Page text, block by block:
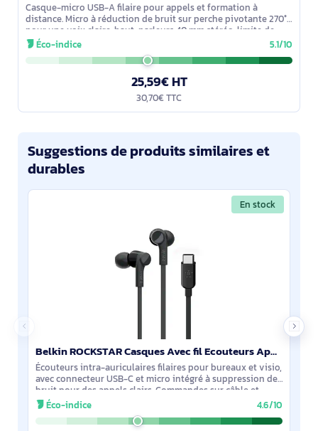
Casque-micro USB-A filaire pour appels et formation à
distance. Micro à réduction de bruit sur perche pivotante 270°
pour une voix claire, haut-parleurs 40 mm stéréo, limite de
volume 94 dB. Arceau
Éco-indice 5.1/10
25,59€ HT
30,70€ TTC
Suggestions de produits similaires et
durables
En stock
Belkin ROCKSTAR Casques Avec fil Ecouteurs Appels/Musique USB Type-C Noir - G3H0002BTBLK
Écouteurs intra-auriculaires filaires pour bureaux et visio,
avec connecteur USB-C et micro intégré à suppression de
bruit pour des appels clairs. Commandes sur câble et
longueur 1,12 m pour un usage
Éco-indice 4.6/10